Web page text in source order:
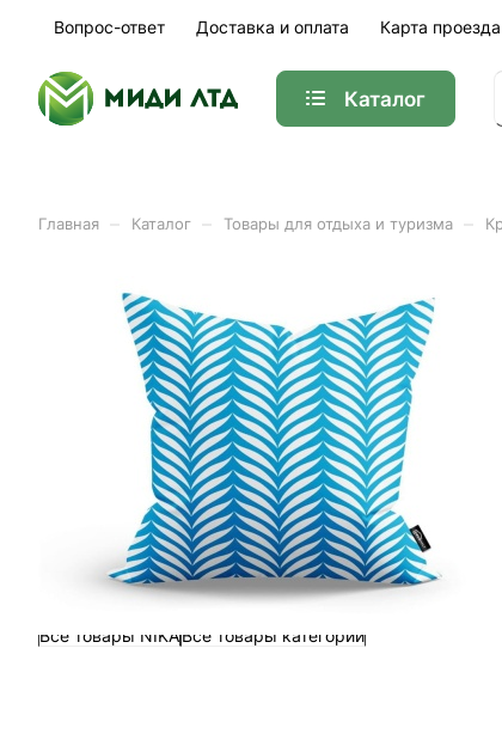
Вопрос-ответ Доставка и оплата Карта проезда
Каталог
Главная Каталог Товары для отдыха и туризма
Подушка
Все товары NIKAВсе товары категории